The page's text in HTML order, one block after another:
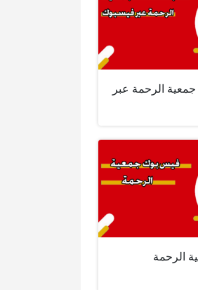
الرحمة عبر
الرحمة